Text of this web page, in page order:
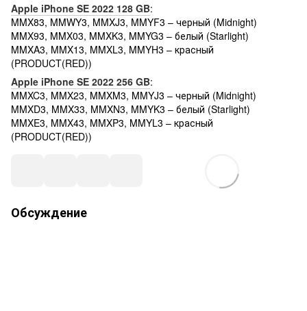
Apple iPhone SE 2022 128 GB:
MMX83, MMWY3, MMXJ3, MMYF3 – черный (Midnight)
MMX93, MMX03, MMXK3, MMYG3 – белый (Starlight)
MMXA3, MMX13, MMXL3, MMYH3 – красный
(PRODUCT(RED))
Apple iPhone SE 2022 256 GB:
MMXC3, MMX23, MMXM3, MMYJ3 – черный (Midnight)
MMXD3, MMX33, MMXN3, MMYK3 – белый (Starlight)
MMXE3, MMX43, MMXP3, MMYL3 – красный
(PRODUCT(RED))
Обсуждение